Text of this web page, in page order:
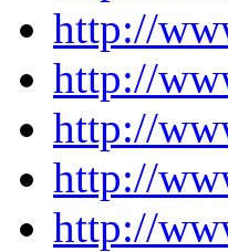
http://
http://
http://
http://
http://